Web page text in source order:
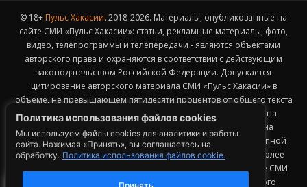
Политика использования файлов cookies
Мы используем файлы cookies для аналитики и работы
сайта. Нажимая «Принять», вы соглашаетесь на
обработку. Политика использования файлов cookie.
© 18+ Пульс Хакасии. 2018-2026. Материалы, опубликованные на
сайте СМИ «Пульс Хакасии»: статьи, рекламные материалы, фото,
видео, телепрограммы и телепередачи - являются объектами
авторского права и охраняются в соответствии с действующим
законодательством Российской Федерации. Допускается
цитирование авторского материала СМИ «Пульс Хакасии» в
объёме, не превышающем пятидесяти процентов от общего текста
публикации с обязательным размещением гиперссылки на
страницу заимствования материала. Гиперссылка должна
размещаться в тексте цитируемого материала и быть доступной
для индексации поисковыми системами. Заимствование более
50% общего объема материала, опубликованного на сайте СМИ
«Пульс Хакасии», возможно исключительно с письменного